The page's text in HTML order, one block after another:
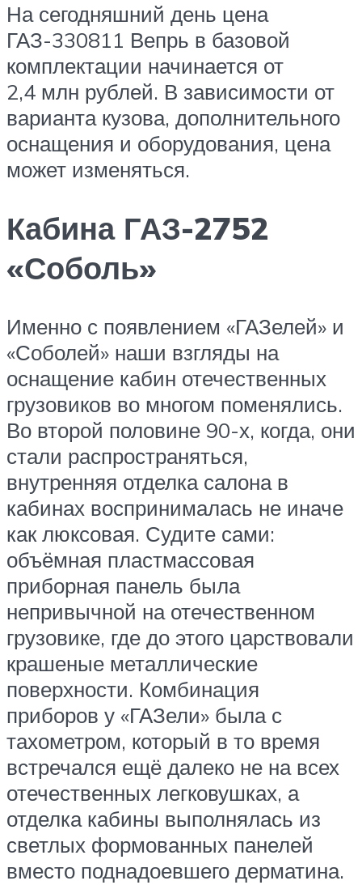
На сегодняшний день цена
ГАЗ-330811 Вепрь в базовой
комплектации начинается от
2,4 млн рублей. В зависимости от
варианта кузова, дополнительного
оснащения и оборудования, цена
может изменяться.
Кабина ГАЗ-2752
«Соболь»
Именно с появлением «ГАЗелей» и
«Соболей» наши взгляды на
оснащение кабин отечественных
грузовиков во многом поменялись.
Во второй половине 90-х, когда, они
стали распространяться,
внутренняя отделка салона в
кабинах воспринималась не иначе
как люксовая. Судите сами:
объёмная пластмассовая
приборная панель была
непривычной на отечественном
грузовике, где до этого царствовали
крашеные металлические
поверхности. Комбинация
приборов у «ГАЗели» была с
тахометром, который в то время
встречался ещё далеко не на всех
отечественных легковушках, а
отделка кабины выполнялась из
светлых формованных панелей
вместо поднадоевшего дерматина.